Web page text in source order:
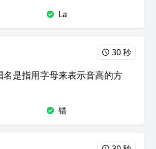
La
30 秒
名是指用字母来表示音高的方
错